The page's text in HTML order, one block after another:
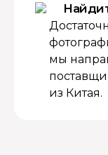
мы
из Китая.